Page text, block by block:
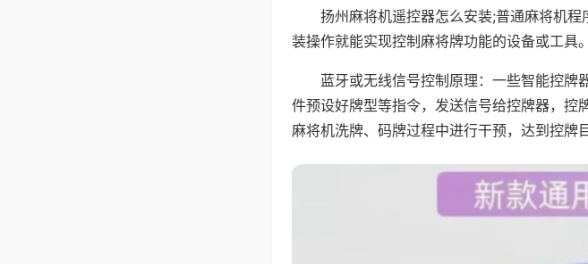
扬州麻将机遥控器怎么安装;普通麻将机
装操作就能实现控制麻将牌功能的设备或工具。
蓝牙或无线信号控制原理：一些智能控牌
件预设好牌型等指令，发送信号给控牌器，控
麻将机洗牌、码牌过程中进行干预，达到控牌目